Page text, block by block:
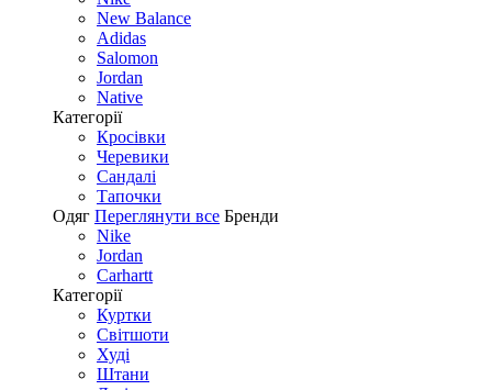
New Balance
Adidas
Salomon
Jordan
Native
Категорії
Кросівки
Черевики
Сандалі
Tапочки
Одяг Переглянути все Бренди
Nike
Jordan
Carhartt
Категорії
Куртки
Світшоти
Худі
Штани